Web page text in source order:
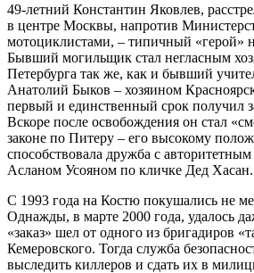
49-летний Константин Яковлев,
в центре Москвы, напротив
мотоциклистами, – типичный «герой»
Бывший могильщик стал негласным
Петербурга так же, как и бывший
Анатолий Быков – хозяином
первый и единственный срок получил
Вскоре после освобождения он стал
законе по Питеру – его высокому
способствовала дружба с
Асланом Усояном по кличке Дед Хасан.
С 1993 года на Костю покушались не
Однажды, в марте 2000 года, удалось
«заказ» шел от одного из бригадиров
Кемеровского. Тогда служба
выследить киллеров и сдать их в